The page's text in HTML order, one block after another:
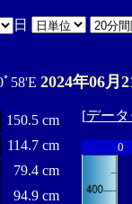
日
58'E 2024年06月
150.5 cm
114.7 cm
79.4 cm
94.9 cm
[デー
0